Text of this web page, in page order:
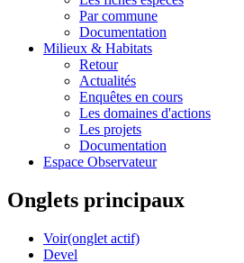
Par commune
Documentation
Milieux & Habitats
Retour
Actualités
Enquêtes en cours
Les domaines d'actions
Les projets
Documentation
Espace Observateur
Onglets principaux
Voir(onglet actif)
Devel